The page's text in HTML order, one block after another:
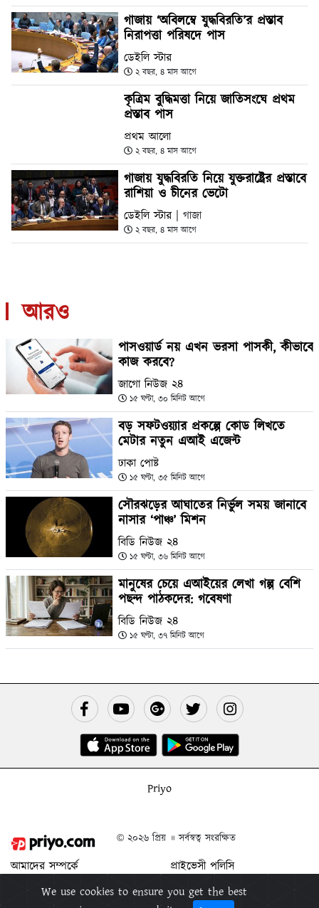
গাজায় ‘অবিলম্বে যুদ্ধবিরতি’র প্রস্তাব
নিরাপত্তা পরিষদে পাস
ডেইলি স্টার
২ বছর, ৪ মাস আগে
কৃত্রিম বুদ্ধিমত্তা নিয়ে জাতিসংঘে প্রথম
প্রস্তাব পাস
প্রথম আলো
২ বছর, ৪ মাস আগে
গাজায় যুদ্ধবিরতি নিয়ে যুক্তরাষ্ট্রের প্রস্তাবে
রাশিয়া ও চীনের ভেটো
ডেইলি স্টার | গাজা
২ বছর, ৪ মাস আগে
আরও
পাসওয়ার্ড নয় এখন ভরসা পাসকী, কীভাবে
কাজ করবে?
জাগো নিউজ ২৪
১৫ ঘণ্টা, ৩০ মিনিট আগে
বড় সফটওয়্যার প্রকল্পে কোড লিখতে
মেটার নতুন এআই এজেন্ট
ঢাকা পোষ্ট
১৫ ঘণ্টা, ৩৫ মিনিট আগে
সৌরঝড়ের আঘাতের নির্ভুল সময় জানাবে
নাসার ‘পাঞ্চ’ মিশন
বিডি নিউজ ২৪
১৫ ঘণ্টা, ৩৬ মিনিট আগে
মানুষের চেয়ে এআইয়ের লেখা গল্প বেশি
পছন্দ পাঠকদের: গবেষণা
বিডি নিউজ ২৪
১৫ ঘণ্টা, ৩৭ মিনিট আগে
Priyo
© ২০২৬ প্রিয় ॥ সর্বস্বত্ব সংরক্ষিত
আমাদের সম্পর্কে
বিজ্ঞাপন দিন
প্রাইভেসী পলিসি
শর্ত ও নিয়মাবলী
প্রিয় মুক্তিপিন
We use cookies to ensure you get the best